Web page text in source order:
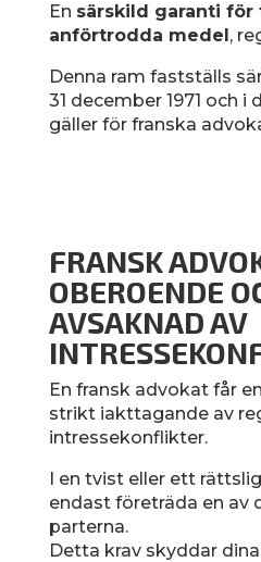
En särskild garanti
anförtrodda medel,
Denna ram fastställs
31 december 1971 och i
gäller för franska
FRANSK
OBEROENDE
AVSAKNAD AV
En fransk advokat får
strikt iakttagande av
intressekonflikter.
I en tvist eller ett
endast företräda en av
parterna.
Detta krav skyddar